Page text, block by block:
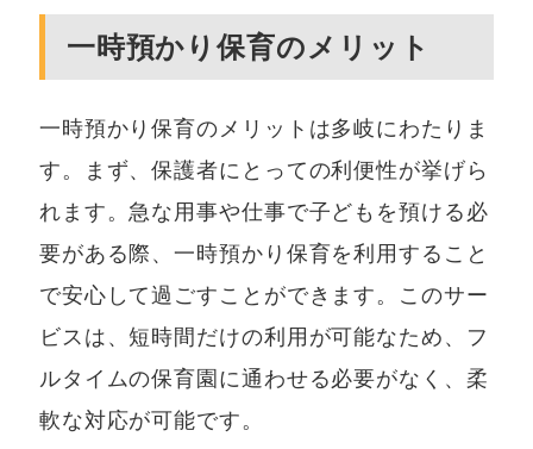
一時預かり保育のメリット
一時預かり保育のメリットは多岐にわたりま
す。まず、保護者にとっての利便性が挙げら
れます。急な用事や仕事で子どもを預ける必
要がある際、一時預かり保育を利用すること
で安心して過ごすことができます。このサー
ビスは、短時間だけの利用が可能なため、フ
ルタイムの保育園に通わせる必要がなく、柔
軟な対応が可能です。